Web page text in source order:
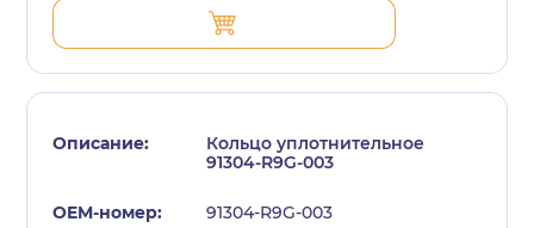
Кольцо уплотнительное
91304-R9G-003
91304-R9G-003